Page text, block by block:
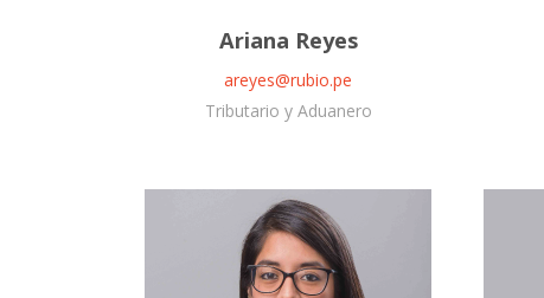
Ariana Reyes
areyes@rubio.pe
Tributario y Aduanero